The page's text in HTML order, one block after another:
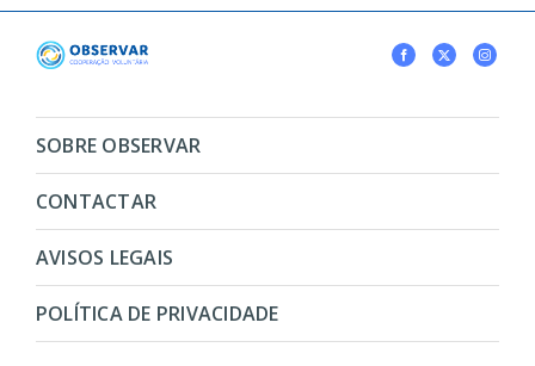
SOBRE OBSERVAR
CONTACTAR
AVISOS LEGAIS
POLÍTICA DE PRIVACIDADE